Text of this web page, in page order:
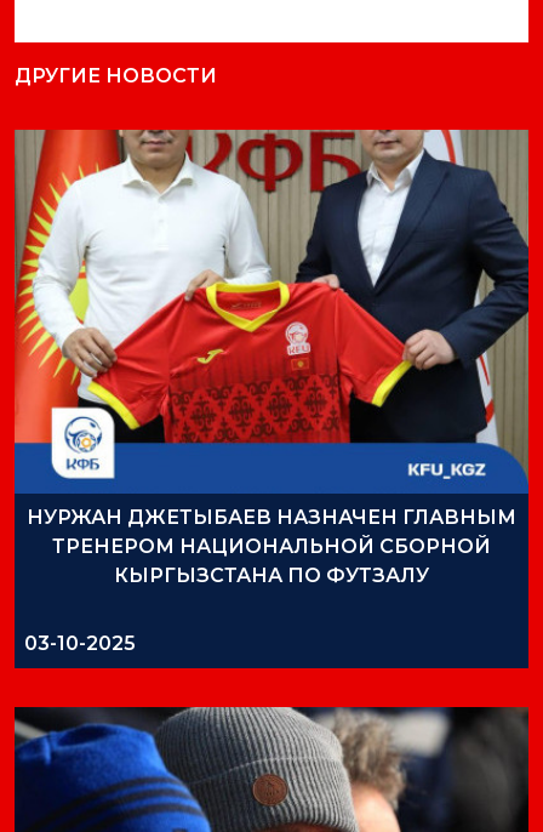
ДРУГИЕ НОВОСТИ
НУРЖАН ДЖЕТЫБАЕВ НАЗНАЧЕН ГЛАВНЫМ
ТРЕНЕРОМ НАЦИОНАЛЬНОЙ СБОРНОЙ
КЫРГЫЗСТАНА ПО ФУТЗАЛУ
03-10-2025